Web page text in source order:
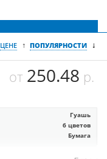
ЦЕНЕ ↑ ПОПУЛЯРНОСТИ ↓
от 250.48 р.
Гуашь
6 цветов
Бумага